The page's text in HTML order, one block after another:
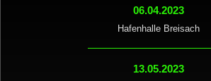
06.04.2023
Hafenhalle Breisach
13.05.2023